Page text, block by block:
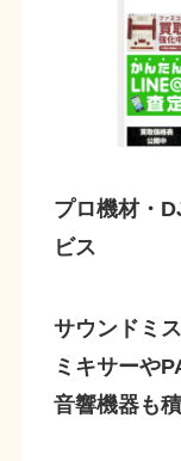
プロ機材・
ビス
サウンドミ
ミキサーや
音響機器も